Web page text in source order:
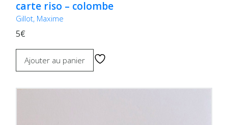
carte riso – colombe
Gillot, Maxime
5€
Ajouter au panier